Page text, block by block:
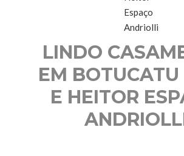
LINDO
EM
E HEITOR